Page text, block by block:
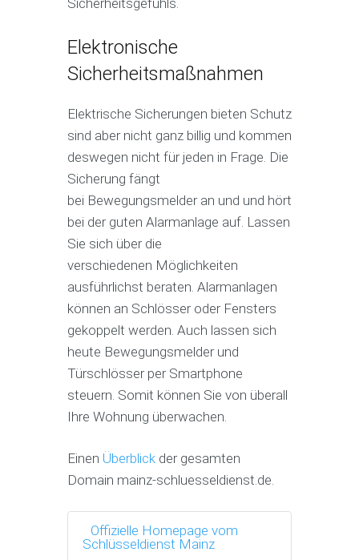
Elektronische
Sicherheitsmaßnahmen
Elektrische Sicherungen bieten Schutz
sind aber nicht ganz billig und kommen
deswegen nicht für jeden in Frage. Die
Sicherung fängt
bei Bewegungsmelder an und und hört
bei der guten Alarmanlage auf. Lassen
Sie sich über die
verschiedenen Möglichkeiten
ausführlichst beraten. Alarmanlagen
können an Schlösser oder Fensters
gekoppelt werden. Auch lassen sich
heute Bewegungsmelder und
Türschlösser per Smartphone
steuern. Somit können Sie von überall
Ihre Wohnung überwachen.
Einen Überblick der gesamten
Domain mainz-schluesseldienst.de.
Offizielle Homepage vom
Schlüsseldienst Mainz